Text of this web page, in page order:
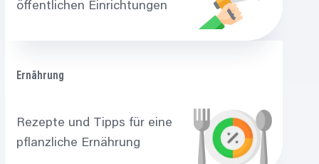
öffentlichen Einrichtungen
Ernährung
Rezepte und Tipps für eine
pflanzliche Ernährung